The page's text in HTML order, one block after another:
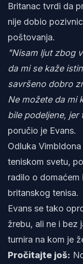
Britanac tvrdi da
nije dobio
poštovanja.
"Nisam ljut zbog
da mi se kaže
savršeno dobro
Ne možete da mi
bile podeljene,
poručio je Evans.
Odluka
teniskom svetu,
radilo o
britanskog tenisa.
Evans se tako
žrebu, ali ne i bez
turnira na kom je
Pročitajte još: